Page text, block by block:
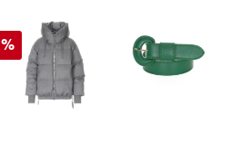
Rabatt
%